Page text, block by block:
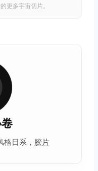
更多宇宙切片。
日系， 胶片